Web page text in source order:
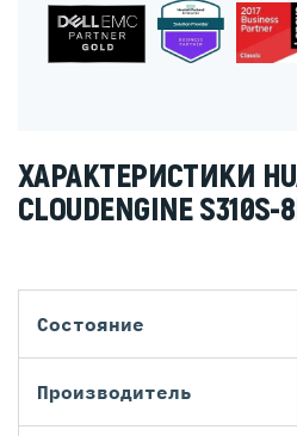
ХАРАКТЕРИСТИКИ
CLOUDENGINE S310S-
Состояние
Производитель